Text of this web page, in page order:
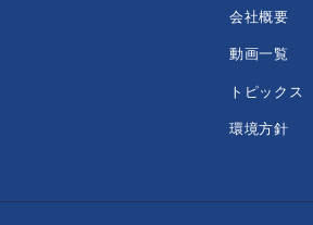
会社概要
動画一覧
トピックス
環境方針